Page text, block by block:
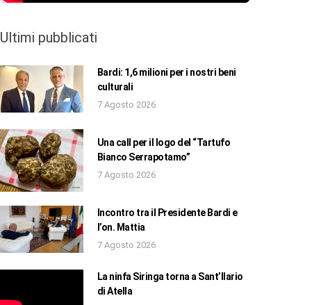
Ultimi pubblicati
Bardi: 1,6 milioni per i nostri beni
culturali
7 Agosto 2026
Una call per il logo del “Tartufo
Bianco Serrapotamo”
7 Agosto 2026
Incontro tra il Presidente Bardi e
l’on. Mattia
7 Agosto 2026
La ninfa Siringa torna a Sant’Ilario
di Atella